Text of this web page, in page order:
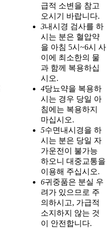
급적 소변을 참고
오시기 바랍니다.
3내시경 검사를 하
시는 분은 혈압약
을 아침 5시~6시 사
이에 최소한의 물
과 함께 복용하십
시오.
4당뇨약을 복용하
시는 경우 당일 아
침에는 복용하지
마십시오.
5수면내시경을 하
시는 분은 당일 자
가운전이 불가능
하오니 대중교통을
이용해 주십시오.
6귀중품은 분실 우
려가 있으므로 주
의하시고, 가급적
소지하지 않는 것
이 안전합니다.